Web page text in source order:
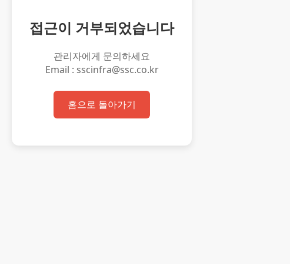
접근이 거부되었습니다
관리자에게 문의하세요
Email : sscinfra@ssc.co.kr
홈으로 돌아가기